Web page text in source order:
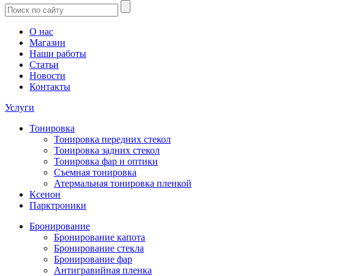
О нас
Магазин
Наши работы
Статьи
Новости
Контакты
Услуги
Тонировка
Тонировка передних стекол
Тонировка задних стекол
Тонировка фар и оптики
Съемная тонировка
Атермальная тонировка пленкой
Ксенон
Парктроники
Бронирование
Бронирование капота
Бронирование стекла
Бронирование фар
Антигравийная пленка